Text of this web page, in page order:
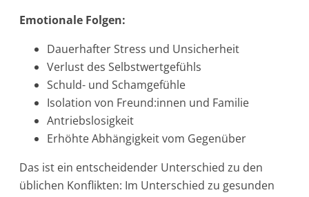
Emotionale Folgen:
Dauerhafter Stress und Unsicherheit
Verlust des Selbstwertgefühls
Schuld- und Schamgefühle
Isolation von Freund:innen und Familie
Antriebslosigkeit
Erhöhte Abhängigkeit vom Gegenüber
Das ist ein entscheidender Unterschied zu den
üblichen Konflikten: Im Unterschied zu gesunden